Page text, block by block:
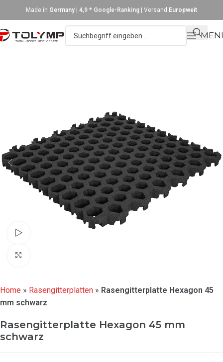
Made in Germany 4,9 * Google-Ranking | Versand Europweit
Home » Rasengitterplatten » Rasengitterplatte Hexagon 45
mm schwarz
Rasengitterplatte Hexagon 45 mm
schwarz